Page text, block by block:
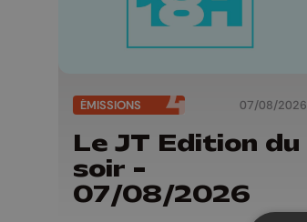
ÉMISSIONS 07/08/2026
Le JT Edition du
soir -
07/08/2026